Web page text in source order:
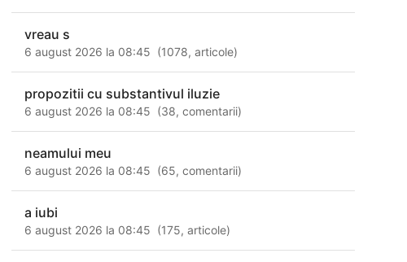
vreau s
6 august 2026 la 08:45 (1078,articole)
propozitii cu substantivul iluzie
6 august 2026 la 08:45 (38,comentarii)
neamului meu
6 august 2026 la 08:45 (65,comentarii)
a iubi
6 august 2026 la 08:45 (175,articole)